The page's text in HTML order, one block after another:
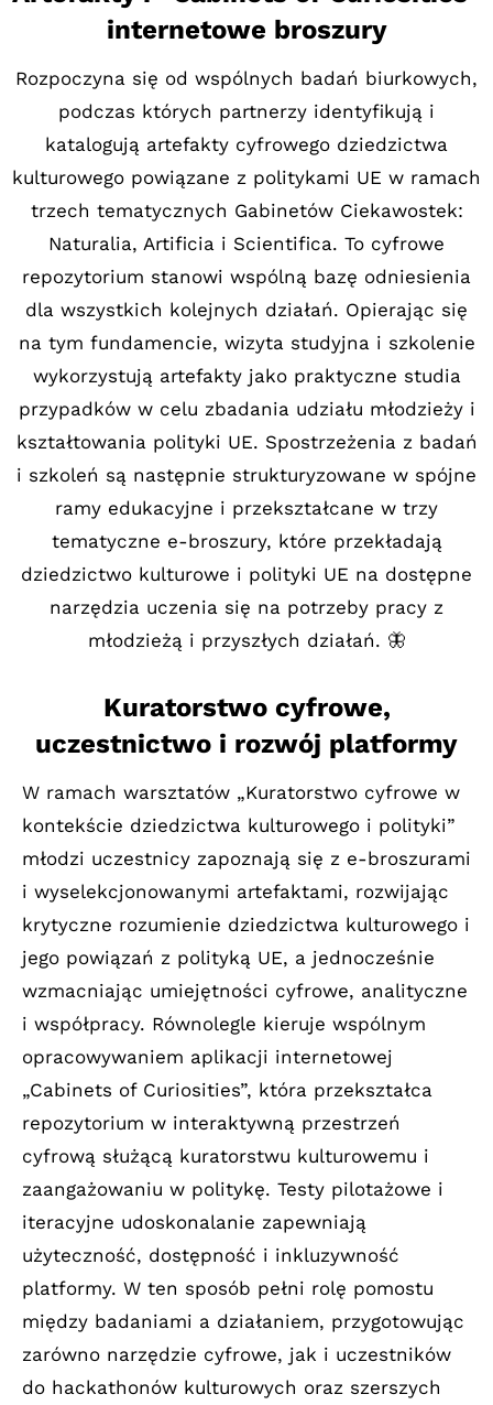
internetowe broszury
Rozpoczyna się od wspólnych badań biurkowych,
podczas których partnerzy identyfikują i
katalogują artefakty cyfrowego dziedzictwa
kulturowego powiązane z politykami UE w ramach
trzech tematycznych Gabinetów Ciekawostek:
Naturalia, Artificia i Scientifica. To cyfrowe
repozytorium stanowi wspólną bazę odniesienia
dla wszystkich kolejnych działań. Opierając się
na tym fundamencie, wizyta studyjna i szkolenie
wykorzystują artefakty jako praktyczne studia
przypadków w celu zbadania udziału młodzieży i
kształtowania polityki UE. Spostrzeżenia z badań
i szkoleń są następnie strukturyzowane w spójne
ramy edukacyjne i przekształcane w trzy
tematyczne e-broszury, które przekładają
dziedzictwo kulturowe i polityki UE na dostępne
narzędzia uczenia się na potrzeby pracy z
młodzieżą i przyszłych działań. 🦋
Kuratorstwo cyfrowe,
uczestnictwo i rozwój platformy
W ramach warsztatów „Kuratorstwo cyfrowe w
kontekście dziedzictwa kulturowego i polityki”
młodzi uczestnicy zapoznają się z e-broszurami
i wyselekcjonowanymi artefaktami, rozwijając
krytyczne rozumienie dziedzictwa kulturowego i
jego powiązań z polityką UE, a jednocześnie
wzmacniając umiejętności cyfrowe, analityczne
i współpracy. Równolegle kieruje wspólnym
opracowywaniem aplikacji internetowej
„Cabinets of Curiosities”, która przekształca
repozytorium w interaktywną przestrzeń
cyfrową służącą kuratorstwu kulturowemu i
zaangażowaniu w politykę. Testy pilotażowe i
iteracyjne udoskonalanie zapewniają
użyteczność, dostępność i inkluzywność
platformy. W ten sposób pełni rolę pomostu
między badaniami a działaniem, przygotowując
zarówno narzędzie cyfrowe, jak i uczestników
do hackathonów kulturowych oraz szerszych